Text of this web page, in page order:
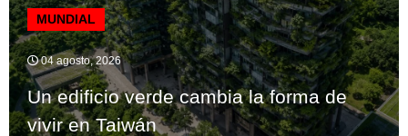
MUNDIAL
04 agosto, 2026
Un edificio verde cambia la forma de
vivir en Taiwán